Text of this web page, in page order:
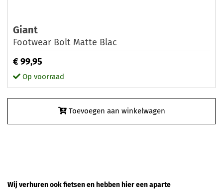
Giant
Footwear Bolt Matte Blac
€ 99,95
Op voorraad
Toevoegen aan winkelwagen
Wij verhuren ook fietsen en hebben hier een aparte